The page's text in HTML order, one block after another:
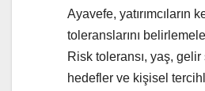
Ayavefe, yatırımcıların
toleranslarını
Risk toleransı, yaş,
hedefler ve kişisel